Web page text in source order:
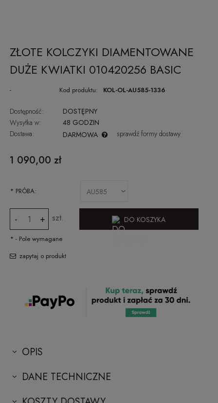
ZŁOTE KOLCZYKI DIAMENTOWANE
DUŻE KWIATKI 010420256 BASIC
- Kod produktu: KOL-OL-AU585-1336
Dostępność:
DOSTĘPNY
Wysyłka w:
48 GODZIN
Dostawa:
DARMOWA sprawdź formy dostawy
1 090,00 zł
* PRÓBA:
- + szt. DO KOSZYKA
* - Pole wymagane
zapytaj o produkt
OPIS
DANE TECHNICZNE